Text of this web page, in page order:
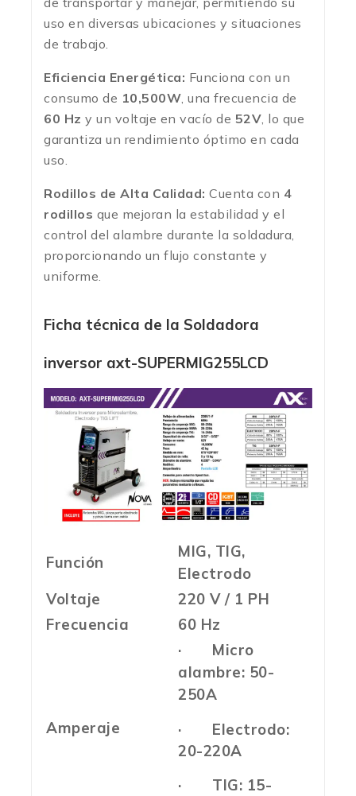
uso en diversas ubicaciones y situaciones
de trabajo.
Eficiencia Energética: Funciona con un
consumo de 10,500W , una frecuencia de
60 Hz y un voltaje en vacío de 52V , lo que
garantiza un rendimiento óptimo en cada
uso.
Rodillos de Alta Calidad: Cuenta con 4
rodillos que mejoran la estabilidad y el
control del alambre durante la soldadura,
proporcionando un flujo constante y
uniforme.
Ficha técnica de la Soldadora
inversor axt-SUPERMIG255LCD
Función
MIG, TIG,
Electrodo
Voltaje
220 V / 1 PH
Frecuencia
60 Hz
Amperaje
· Micro
alambre: 50-
250A
· Electrodo:
20-220A
· TIG: 15-